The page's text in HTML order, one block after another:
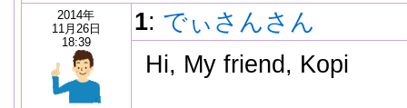
2014年
11月26日
18:39
1: でぃさんさん
Hi, My friend, Kopi